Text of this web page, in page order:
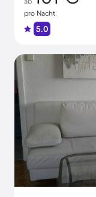
pro Nacht
5.0